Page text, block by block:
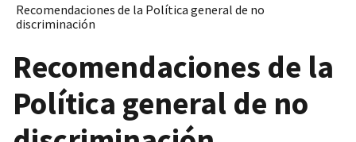
Recomendaciones de la Política general de no
discriminación
Recomendaciones de la
Política general de no